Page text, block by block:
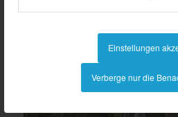
Einstellungen
Verberge nur die